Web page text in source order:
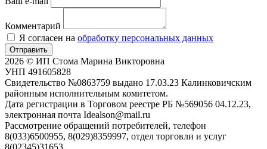
Комментарий
Я согласен на обработку персональных данных
Отправить
2026 © ИП Стома Марина Викторовна
УНП 491605828
Свидетельство №0863759 выдано 17.03.23 Калинковичским
районным исполнительным комитетом.
Дата регистрации в Торговом реестре РБ №569056 04.12.23,
электронная почта Idealson@mail.ru
Рассмотрение обращений потребителей, телефон
8(033)6500955, 8(029)8359997, отдел торговли и услуг
8(02345)31653